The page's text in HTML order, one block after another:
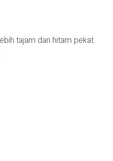
tajam dan hitam pekat.